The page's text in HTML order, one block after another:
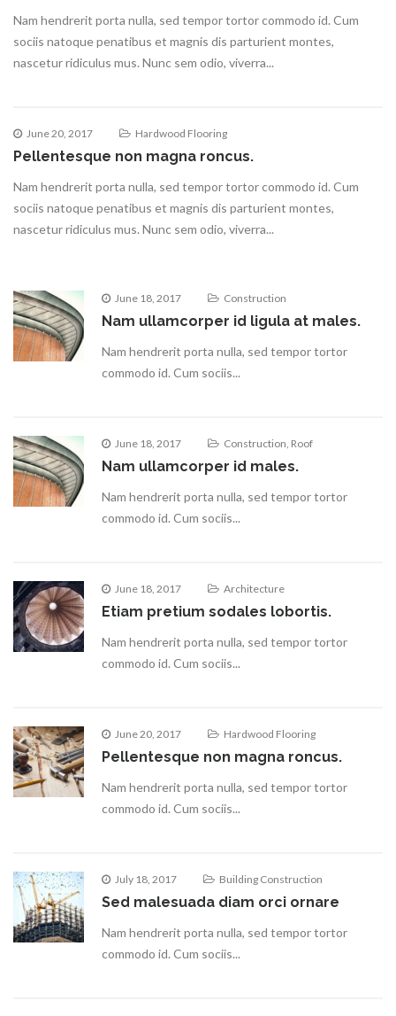
Nam hendrerit porta nulla, sed tempor tortor commodo id. Cum
sociis natoque penatibus et magnis dis parturient montes,
nascetur ridiculus mus. Nunc sem odio, viverra...
June 20, 2017 Hardwood Flooring
Pellentesque non magna roncus.
Nam hendrerit porta nulla, sed tempor tortor commodo id. Cum
sociis natoque penatibus et magnis dis parturient montes,
nascetur ridiculus mus. Nunc sem odio, viverra...
June 18, 2017 Construction
Nam ullamcorper id ligula at males.
Nam hendrerit porta nulla, sed tempor tortor
commodo id. Cum sociis...
June 18, 2017 Construction Roof
Nam ullamcorper id males.
Nam hendrerit porta nulla, sed tempor tortor
commodo id. Cum sociis...
June 18, 2017 Architecture
Etiam pretium sodales lobortis.
Nam hendrerit porta nulla, sed tempor tortor
commodo id. Cum sociis...
June 20, 2017 Hardwood Flooring
Pellentesque non magna roncus.
Nam hendrerit porta nulla, sed tempor tortor
commodo id. Cum sociis...
July 18, 2017 Building Construction
Sed malesuada diam orci ornare
Nam hendrerit porta nulla, sed tempor tortor
commodo id. Cum sociis...